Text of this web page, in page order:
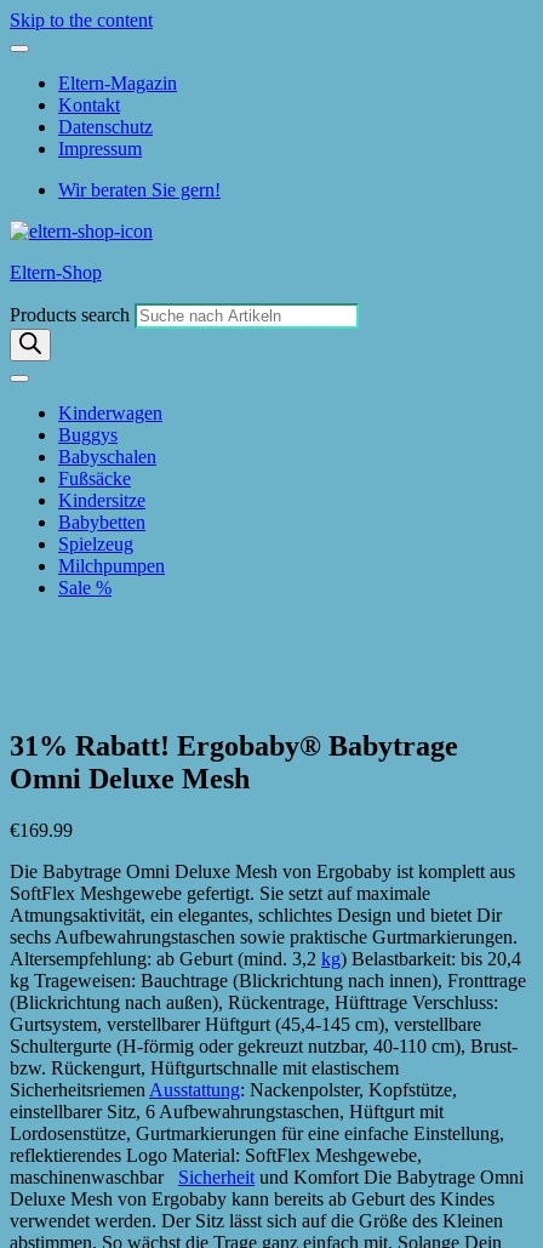
Skip to the content
Eltern-Magazin
Kontakt
Datenschutz
Impressum
Wir beraten Sie gern!
Eltern-Shop
Products search
Kinderwagen
Buggys
Babyschalen
Fußsäcke
Kindersitze
Babybetten
Spielzeug
Milchpumpen
Sale %
31% Rabatt! Ergobaby® Babytrage
Omni Deluxe Mesh
€169.99
Die Babytrage Omni Deluxe Mesh von Ergobaby ist komplett aus
SoftFlex Meshgewebe gefertigt. Sie setzt auf maximale
Atmungsaktivität, ein elegantes, schlichtes Design und bietet Dir
sechs Aufbewahrungstaschen sowie praktische Gurtmarkierungen.
Altersempfehlung: ab Geburt (mind. 3,2 kg) Belastbarkeit: bis 20,4
kg Trageweisen: Bauchtrage (Blickrichtung nach innen), Fronttrage
(Blickrichtung nach außen), Rückentrage, Hüfttrage Verschluss:
Gurtsystem, verstellbarer Hüftgurt (45,4-145 cm), verstellbare
Schultergurte (H-förmig oder gekreuzt nutzbar, 40-110 cm), Brust-
bzw. Rückengurt, Hüftgurtschnalle mit elastischem
Sicherheitsriemen Ausstattung: Nackenpolster, Kopfstütze,
einstellbarer Sitz, 6 Aufbewahrungstaschen, Hüftgurt mit
Lordosenstütze, Gurtmarkierungen für eine einfache Einstellung,
reflektierendes Logo Material: SoftFlex Meshgewebe,
maschinenwaschbar Sicherheit und Komfort Die Babytrage Omni
Deluxe Mesh von Ergobaby kann bereits ab Geburt des Kindes
verwendet werden. Der Sitz lässt sich auf die Größe des Kleinen
abstimmen. So wächst die Trage ganz einfach mit. Solange Dein